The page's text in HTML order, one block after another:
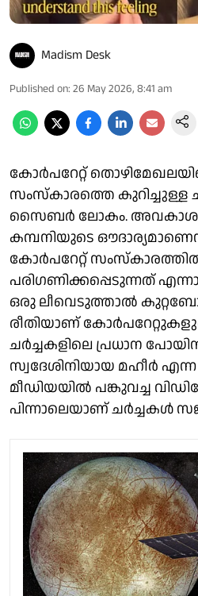
Madism Desk
Published on: 26 May 2026, 8:41 am
കോര്‍പറേറ്റ്
സംസ്‌കാരത്തെ കുറിച്ചുള്ള
സൈബര്‍ ലോകം.
കമ്പനിയുടെ
കോര്‍പറേറ്റ്
പരിഗണിക്കപ്പെടുന്നത്
ഒരു ലീവെടുത്താല്‍
രീതിയാണ്
ചര്‍ച്ചകളിലെ പ്രധാന
സ്വദേശിനിയായ മഹീര്‍
മീഡിയയില്‍ പങ്കുവച്ച
പിന്നാലെയാണ് ചര്‍ച്ചകള്‍